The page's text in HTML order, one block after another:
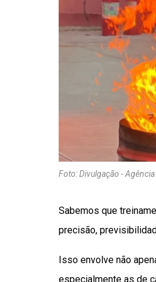
Foto: Divulgação -
Sabemos que
precisão,
Isso envolve não
especialmente as de